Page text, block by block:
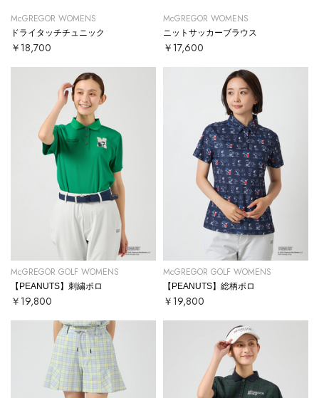
McGREGOR WOMENS
ドライタッチチュニック
￥18,700
McGREGOR WOMENS
ニットサッカーブラウス
￥17,600
McGREGOR GOLF WOMENS
【PEANUTS】刺繍ポロ
￥19,800
McGREGOR GOLF WOMENS
【PEANUTS】総柄ポロ
￥19,800